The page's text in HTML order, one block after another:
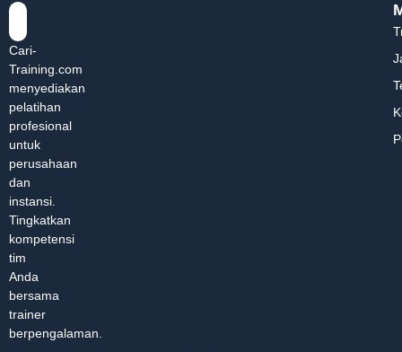
Cari-
Training.com
menyediakan
pelatihan
profesional
untuk
perusahaan
dan
instansi.
Tingkatkan
kompetensi
tim
Anda
bersama
trainer
berpengalaman.